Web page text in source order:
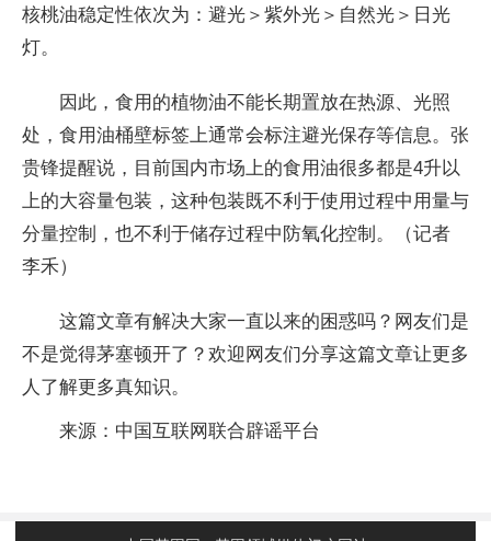
核桃油稳定性依次为：避光＞紫外光＞自然光＞日光
灯。
因此，食用的植物油不能长期置放在热源、光照
处，食用油桶壁标签上通常会标注避光保存等信息。张
贵锋提醒说，目前国内市场上的食用油很多都是4升以
上的大容量包装，这种包装既不利于使用过程中用量与
分量控制，也不利于储存过程中防氧化控制。（记者
李禾）
这篇文章有解决大家一直以来的困惑吗？网友们是
不是觉得茅塞顿开了？欢迎网友们分享这篇文章让更多
人了解更多真知识。
来源：中国互联网联合辟谣平台